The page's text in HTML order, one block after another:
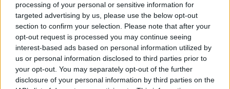
processing of your personal or sensitive information for
targeted advertising by us, please use the below opt-out
section to confirm your selection. Please note that after your
opt-out request is processed you may continue seeing
interest-based ads based on personal information utilized by
us or personal information disclosed to third parties prior to
your opt-out. You may separately opt-out of the further
disclosure of your personal information by third parties on the
ÚLTIMES NOTÍCIES
L’Ajuntament de Tortosa amplia el
termini de les obres de l’aparcament
dels terrenys de Renfe per les altes
temperatures